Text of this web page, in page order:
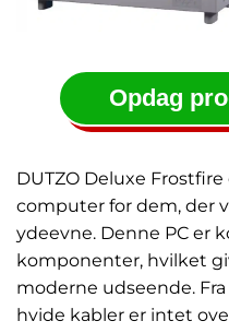
Opdag
DUTZO Deluxe
computer for dem,
ydeevne. Denne PC er
komponenter, hvilket
moderne udseende.
hvide kabler er intet